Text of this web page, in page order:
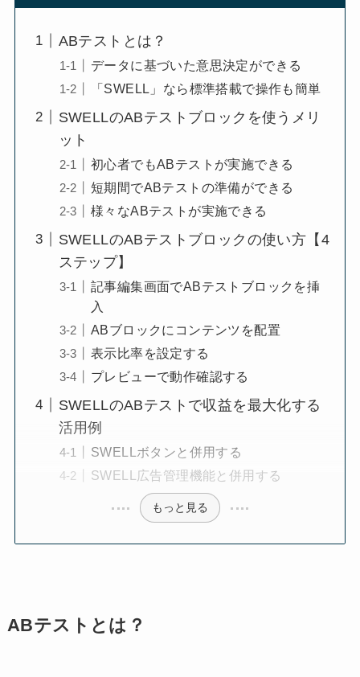
ABテストとは？
データに基づいた意思決定ができる
「SWELL」なら標準搭載で操作も簡単
SWELLのABテストブロックを使うメリ
ット
初心者でもABテストが実施できる
短期間でABテストの準備ができる
様々なABテストが実施できる
SWELLのABテストブロックの使い方【4
ステップ】
記事編集画面でABテストブロックを挿
入
ABブロックにコンテンツを配置
表示比率を設定する
プレビューで動作確認する
SWELLのABテストで収益を最大化する
活用例
SWELLボタンと併用する
SWELL広告管理機能と併用する
もっと見る
ABテストとは？